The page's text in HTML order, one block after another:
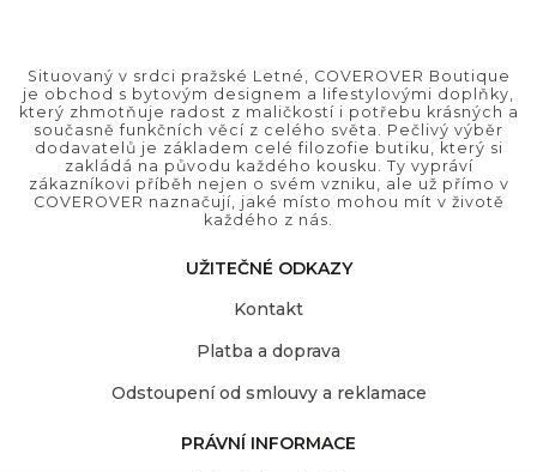
Situovaný v srdci pražské Letné, COVEROVER Boutique
je obchod s bytovým designem a lifestylovými doplňky,
který zhmotňuje radost z maličkostí i potřebu krásných a
současně funkčních věcí z celého světa. Pečlivý výběr
dodavatelů je základem celé filozofie butiku, který si
zakládá na původu každého kousku. Ty vypráví
zákazníkovi příběh nejen o svém vzniku, ale už přímo v
COVEROVER naznačují, jaké místo mohou mít v životě
každého z nás.
UŽITEČNÉ ODKAZY
Kontakt
Platba a doprava
Odstoupení od smlouvy a reklamace
PRÁVNÍ INFORMACE